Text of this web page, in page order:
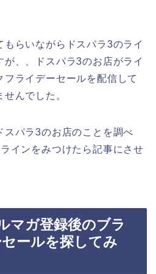
らいながらドスパラ3のライ
が、、ドスパラ3のお店がライ
フライデーセールを配信して
んでした。
スパラ3のお店のことを調べ
インをみつけたら記事にさせ
マガ登録後のブラ
ールを探してみ